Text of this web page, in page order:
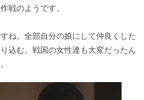
戦のようです。
ね。全部自分の娘にして仲良くした
込む。戦国の女性達も大変だったん